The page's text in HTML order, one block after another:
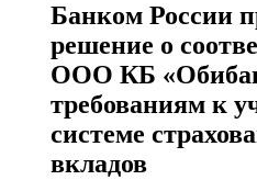
Банком России
решение о
ООО КБ
требованиям к
системе
вкладов